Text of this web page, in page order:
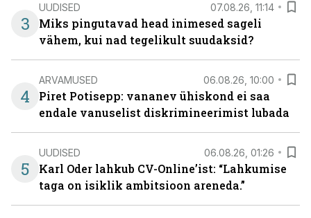
3
UUDISED 07.08.26, 11:14
Miks pingutavad head inimesed sageli
vähem, kui nad tegelikult suudaksid?
4
ARVAMUSED 06.08.26, 10:00
Piret Potisepp: vananev ühiskond ei saa
endale vanuselist diskrimineerimist lubada
5
UUDISED 06.08.26, 01:26
Karl Oder lahkub CV-Online’ist: “Lahkumise
taga on isiklik ambitsioon areneda.”